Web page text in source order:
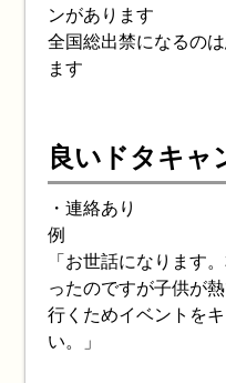
ンがあります
全国総出禁になるの
ます
良いドタキャ
・連絡あり
例
「お世話になります
ったのですが子供が
行くためイベントを
い。」